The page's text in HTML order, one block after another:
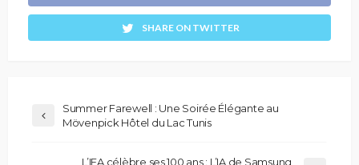
SHARE ON TWITTER
Summer Farewell : Une Soirée Élégante au
Mövenpick Hôtel du Lac Tunis
L’IFA célèbre ses 100 ans : L’IA de Samsung